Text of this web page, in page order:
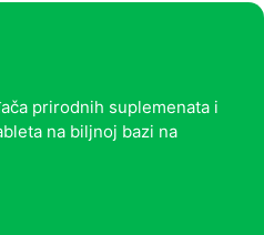
prirodnih suplemenata i
na biljnoj bazi na